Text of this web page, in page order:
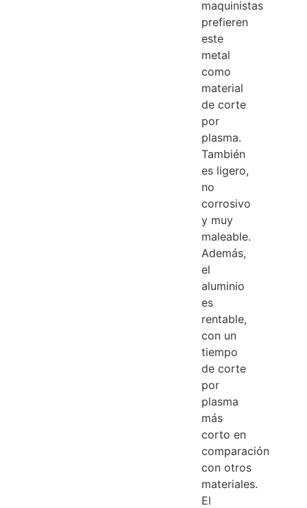
maquinistas
prefieren
este
metal
como
material
de corte
por
plasma.
También
es ligero,
no
corrosivo
y muy
maleable.
Además,
el
aluminio
es
rentable,
con un
tiempo
de corte
por
plasma
más
corto en
comparación
con otros
materiales.
El